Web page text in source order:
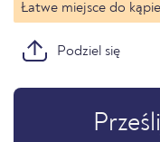
Łatwe miejsce do
Podziel się